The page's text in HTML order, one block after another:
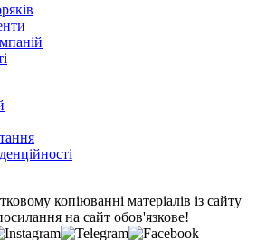
копіюванні матеріалів із сайту
на сайт обов'язкове!